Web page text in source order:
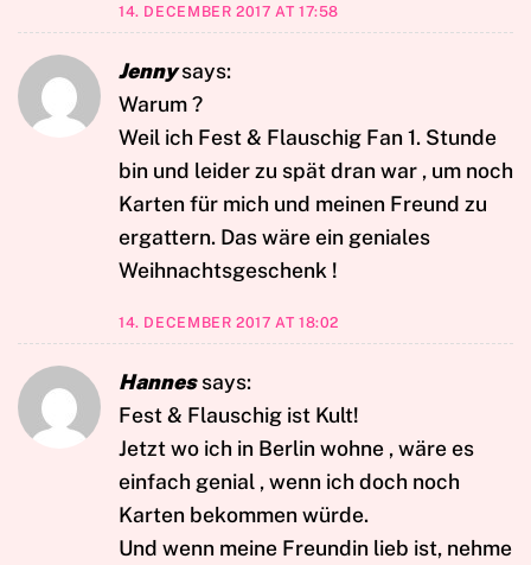
14. DECEMBER 2017 AT 17:58
Jenny says:
Warum ?
Weil ich Fest & Flauschig Fan 1. Stunde
bin und leider zu spät dran war , um noch
Karten für mich und meinen Freund zu
ergattern. Das wäre ein geniales
Weihnachtsgeschenk !
14. DECEMBER 2017 AT 18:02
Hannes says:
Fest & Flauschig ist Kult!
Jetzt wo ich in Berlin wohne , wäre es
einfach genial , wenn ich doch noch
Karten bekommen würde.
Und wenn meine Freundin lieb ist, nehme